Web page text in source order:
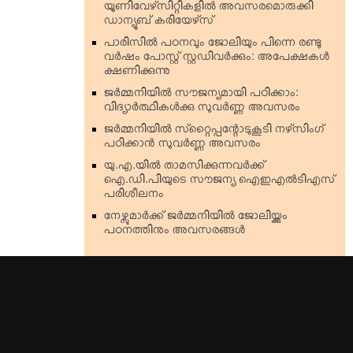
യൂണിവേഴ്‌സിറ്റികളില്‍ അവസരമൊരുക്കി
ഡാന്യൂബ് കരിയേഴ്‌സ്
പാരിസില്‍ പഠനവും ജോലിയും പിന്നെ രണ്ടു
വര്‍ഷം പോസ്റ്റ് സ്റ്റഡിവര്‍ക്കും: അപേക്ഷകള്‍
ക്ഷണിക്കുന്നു
ജര്‍മ്മനിയില്‍ സൗജന്യമായി പഠിക്കാം:
വിദ്യാര്‍ത്ഥികള്‍ക്കു സുവര്‍ണ്ണ അവസരം
ജര്‍മ്മനിയില്‍ സ്‌റ്റൈപ്പന്റോടുകൂടി നഴ്‌സിംഗ്
പഠിക്കാന്‍ സുവര്‍ണ്ണ അവസരം
യു.എ.യില്‍ താമസിക്കുന്നവര്‍ക്ക്
ഐ.ഡി.പിയുടെ സൗജന്യ ഐഇഎല്‍ടിഎസ്
പരിശീലനം
നേഴ്സുമാര്‍ക്ക് ജര്‍മ്മനിയില്‍ ജോലിയ്ക്കും
പഠനത്തിനും അവസരങ്ങള്‍